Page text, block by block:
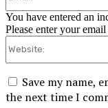
You have entered an
Please enter your email
Save my name,
the next time I